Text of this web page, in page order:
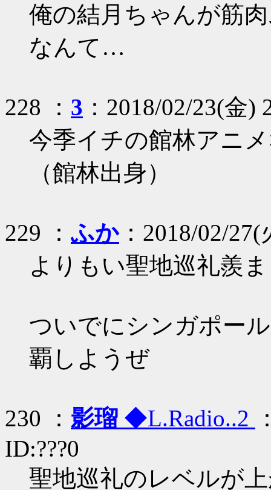
俺の結月ちゃんが筋
なんて…
228 ： 3 ：2018/02/23(金)
今季イチの館林アニ
（館林出身）
229 ：ふか：2018/02/27(
よりもい聖地巡礼羨
ついでにシンガポー
覇しようぜ
230 ： 影瑠 ◆L.Radio..2
ID:???0
聖地巡礼のレベルが